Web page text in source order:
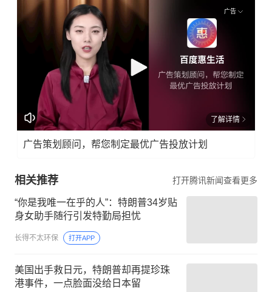
广告
了解详情
广告策划顾问，帮您制定最优广告投放计划
相关推荐 打开腾讯新闻查看更多
“你是我唯一在乎的人”：特朗普34岁贴
身女助手随行引发特勤局担忧
长得不太环保 打开APP
美国出手救日元，特朗普却再提珍珠
港事件，一点脸面没给日本留